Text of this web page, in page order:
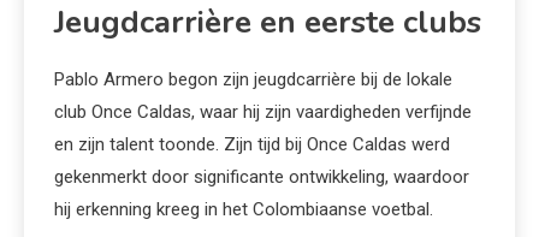
Jeugdcarrière en eerste clubs
Pablo Armero begon zijn jeugdcarrière bij de lokale
club Once Caldas, waar hij zijn vaardigheden verfijnde
en zijn talent toonde. Zijn tijd bij Once Caldas werd
gekenmerkt door significante ontwikkeling, waardoor
hij erkenning kreeg in het Colombiaanse voetbal.